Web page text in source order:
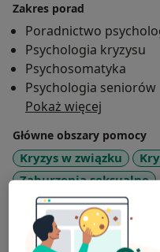
Zakres porad
Poradnictwo
Psychologia kryzysu
Psychosomatyka
Psychologia seniorów
Pokaż więcej
Główne obszary pomocy
Kryzys w związku
Zaburzenia seksualne
Zaburzenia w
Kryzys emocjonalny